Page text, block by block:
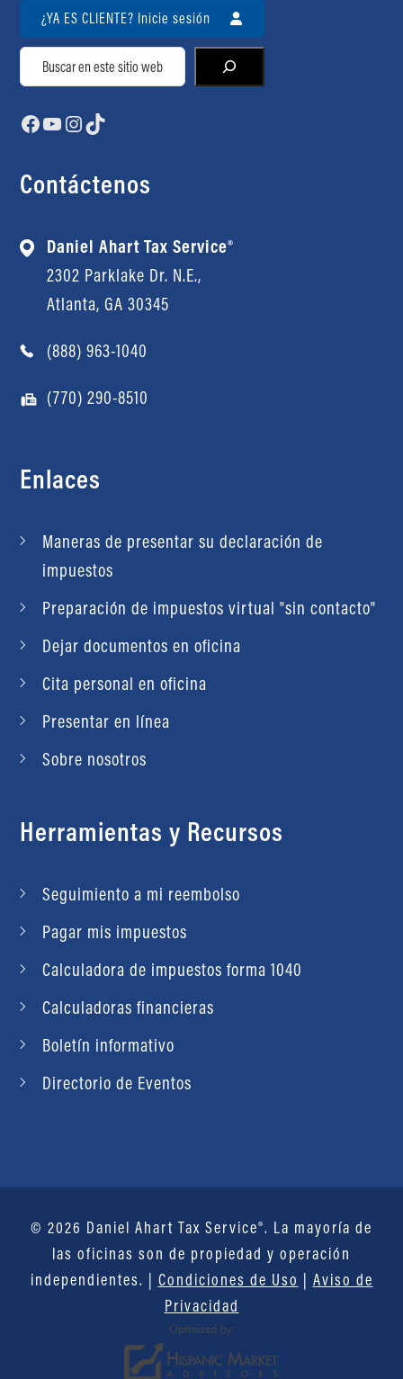
¿YA ES CLIENTE? Inicie sesión
Buscar
Facebook
YouTube
Instagram
TikTok
Contáctenos
Daniel Ahart Tax Service®
2302 Parklake Dr. N.E.,
Atlanta, GA 30345
(888) 963-1040
(770) 290-8510
Enlaces
Maneras de presentar su declaración de
impuestos
Preparación de impuestos virtual "sin contacto"
Dejar documentos en oficina
Cita personal en oficina
Presentar en línea
Sobre nosotros
Herramientas y Recursos
Seguimiento a mi reembolso
Pagar mis impuestos
Calculadora de impuestos forma 1040
Calculadoras financieras
Boletín informativo
Directorio de Eventos
© 2026 Daniel Ahart Tax Service®. La mayoría de
las oficinas son de propiedad y operación
independientes. | Condiciones de Uso | Aviso de
Privacidad